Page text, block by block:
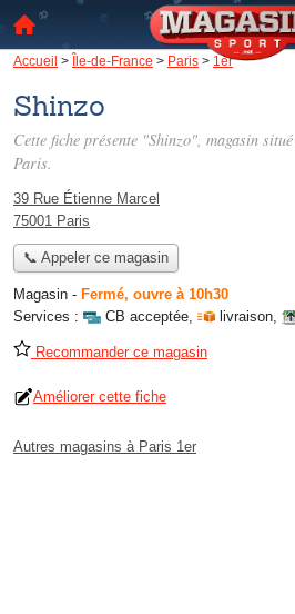
Accueil > Île-de-France > Paris > 1er
Shinzo
Cette fiche présente "Shinzo", magasin situé
Paris.
39 Rue Étienne Marcel
75001 Paris
📞 Appeler ce magasin
Magasin - Fermé, ouvre à 10h30
Services :
CB acceptée, livraison,
Recommander ce magasin
Améliorer cette fiche
Autres magasins à Paris 1er